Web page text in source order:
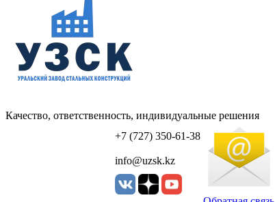
УЗСК Казахстан
Качество, ответственность, индивидуальные решения
+7 (727) 350-61-38
info@uzsk.kz